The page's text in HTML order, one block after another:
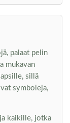
palaat pelin
mukavan
sillä
symboleja,
kaikille, jotka